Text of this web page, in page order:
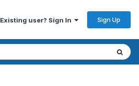
Existing user? Sign In Sign Up